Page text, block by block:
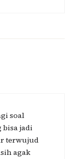
soal
bisa jadi
terwujud
agak